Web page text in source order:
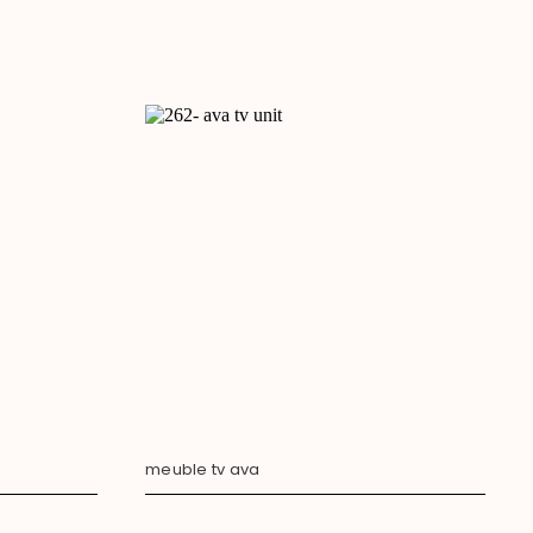
meuble tv ava